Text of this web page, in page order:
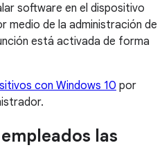
software en el dispositivo
medio de la administración de
está activada de forma
con Windows 10 por
las